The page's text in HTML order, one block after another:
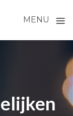
MENU ≡